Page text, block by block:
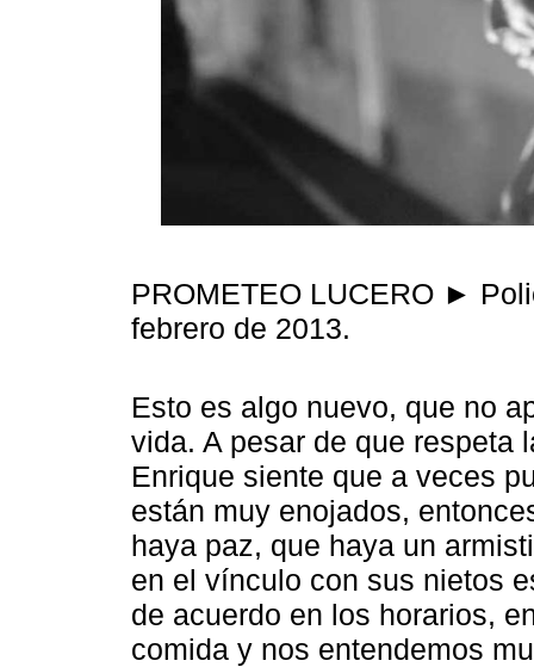
PROMETEO LUCERO ►
febrero de 2013.
Esto es algo nuevo, que no
vida. A pesar de que respeta
Enrique siente que a veces
están muy enojados,
haya paz, que haya un
en el vínculo con sus nietos
de acuerdo en los horarios,
comida y nos entendemos